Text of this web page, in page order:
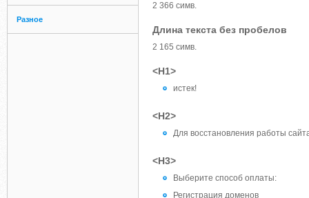
Разное
2 366 симв.
Длина текста без пробелов
2 165 симв.
<H1>
истек!
<H2>
Для восстановления работы
<H3>
Выберите способ оплаты:
Регистрация доменов